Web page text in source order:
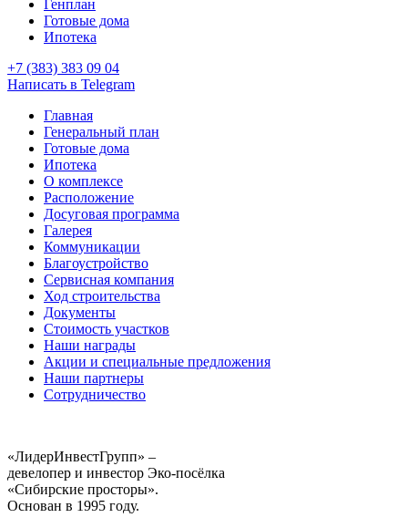
Генплан
Готовые дома
Ипотека
+7 (383) 383 09 04
Написать в Telegram
Главная
Генеральный план
Готовые дома
Ипотека
О комплексе
Расположение
Досуговая программа
Галерея
Коммуникации
Благоустройство
Сервисная компания
Ход строительства
Документы
Стоимость участков
Наши награды
Акции и специальные предложения
Наши партнеры
Сотрудничество
«ЛидерИнвестГрупп» –
девелопер и инвестор Эко-посёлка
«Сибирские просторы».
Основан в 1995 году.